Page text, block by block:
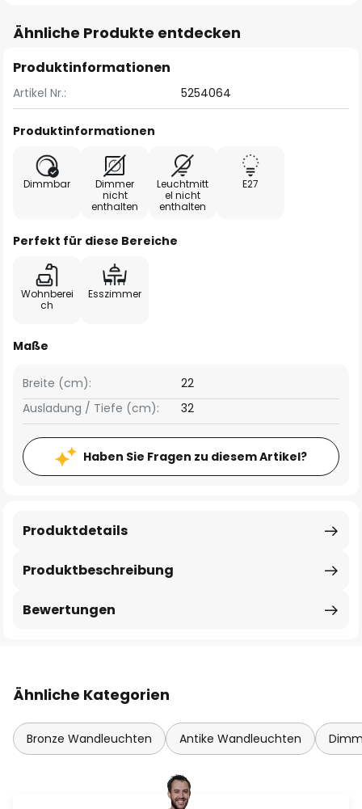
Ähnliche Produkte entdecken
Produktinformationen
Artikel Nr.: 5254064
Produktinformationen
Dimmbar
Dimmer
nicht
enthalten
Leuchtmitt
el nicht
enthalten
E27
Perfekt für diese Bereiche
Wohnberei
ch
Esszimmer
Maße
Breite (cm):
22
Ausladung / Tiefe (cm):
32
Haben Sie Fragen zu diesem Artikel?
Produktbeschreibung
Produktdetails
Bewertungen
Ähnliche Kategorien
Bronze Wandleuchten Antike Wandleuchten